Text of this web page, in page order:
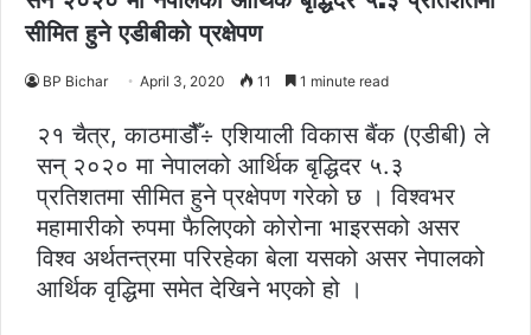
सीमित हुने एडीबीको प्रक्षेपण
BP Bichar April 3, 2020 11 1 minute read
२१ चैत्र, काठमाडौैँ÷ एशियाली विकास बैंक (एडीबी) ले
सन् २०२० मा नेपालको आर्थिक बृद्धिदर ५.३
प्रतिशतमा सीमित हुने प्रक्षेपण गरेको छ । विश्वभर
महामारीको रुपमा फैलिएको कोरोना भाइरसको असर
विश्व अर्थतन्त्रमा परिरहेका बेला यसको असर नेपालको
आर्थिक वृद्धिमा समेत देखिने भएको हो ।